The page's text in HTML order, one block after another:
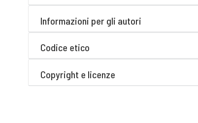
Informazioni per gli autori
Codice etico
Copyright e licenze